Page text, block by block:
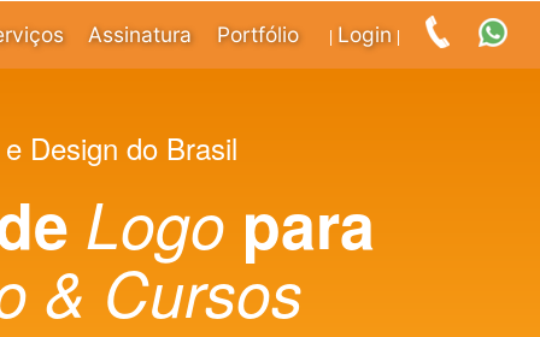
Assinatura Portfólio Login
Design do Brasil
Logo para
& Cursos